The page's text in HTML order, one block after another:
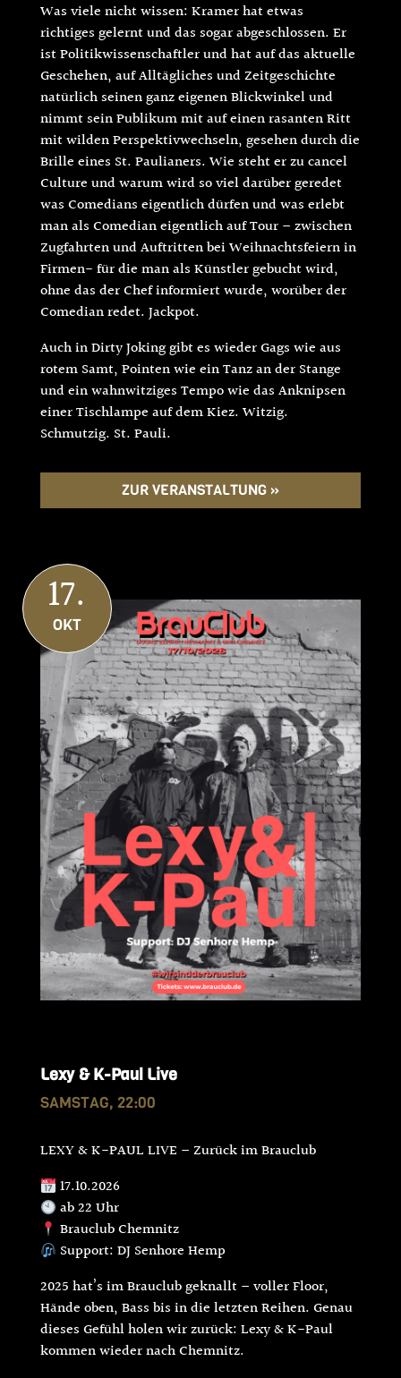
Was viele nicht wissen: Kramer hat etwas
richtiges gelernt und das sogar abgeschlossen. Er
ist Politikwissenschaftler und hat auf das aktuelle
Geschehen, auf Alltägliches und Zeitgeschichte
natürlich seinen ganz eigenen Blickwinkel und
nimmt sein Publikum mit auf einen rasanten Ritt
mit wilden Perspektivwechseln, gesehen durch die
Brille eines St. Paulianers. Wie steht er zu cancel
Culture und warum wird so viel darüber geredet
was Comedians eigentlich dürfen und was erlebt
man als Comedian eigentlich auf Tour – zwischen
Zugfahrten und Auftritten bei Weihnachtsfeiern in
Firmen- für die man als Künstler gebucht wird,
ohne das der Chef informiert wurde, worüber der
Comedian redet. Jackpot.
Auch in Dirty Joking gibt es wieder Gags wie aus
rotem Samt, Pointen wie ein Tanz an der Stange
und ein wahnwitziges Tempo wie das Anknipsen
einer Tischlampe auf dem Kiez. Witzig.
Schmutzig. St. Pauli.
ZUR VERANSTALTUNG »
17.
OKT
Lexy & K-Paul Live
SAMSTAG, 22:00
LEXY & K-PAUL LIVE – Zurück im Brauclub
17.10.2026
ab 22 Uhr
Brauclub Chemnitz
Support: DJ Senhore Hemp
2025 hat’s im Brauclub geknallt – voller Floor,
Hände oben, Bass bis in die letzten Reihen. Genau
dieses Gefühl holen wir zurück: Lexy & K-Paul
kommen wieder nach Chemnitz.